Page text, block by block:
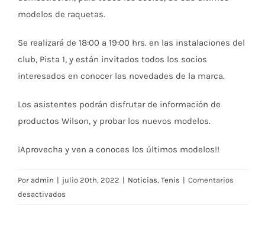
modelos de raquetas.
Se realizará de 18:00 a 19:00 hrs. en las instalaciones del
club, Pista 1, y están invitados todos los socios
interesados en conocer las novedades de la marca.
Los asistentes podrán disfrutar de información de
productos Wilson, y probar los nuevos modelos.
¡Aprovecha y ven a conoces los últimos modelos!!
Por admin | julio 20th, 2022 | Noticias, Tenis | Comentarios
desactivados